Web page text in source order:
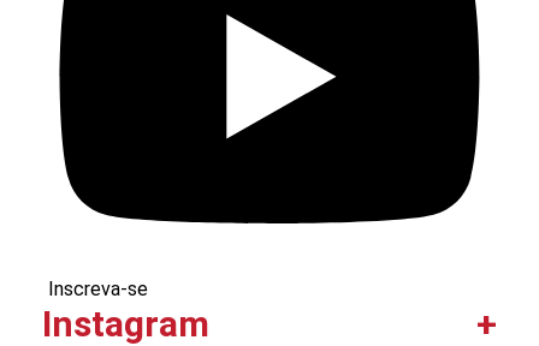
Inscreva-se
Instagram